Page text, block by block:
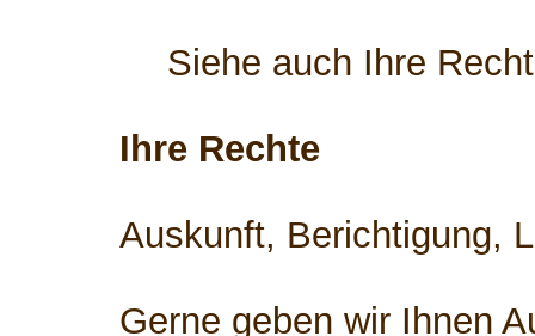
Siehe auch Ihre
Ihre Rechte
Auskunft, Berichtigung,
Gerne geben wir Ihnen